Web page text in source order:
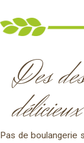
Des
Pas de boulangerie